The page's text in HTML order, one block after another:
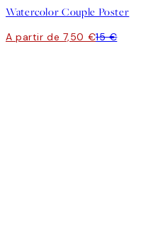
Watercolor Couple Poster
A partir de 7,50 €15 €